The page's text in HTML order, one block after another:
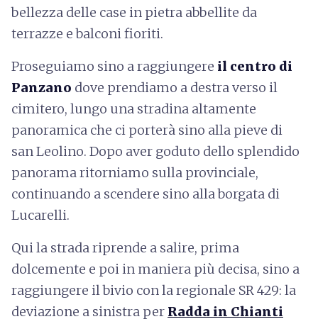
bellezza delle case in pietra abbellite da
terrazze e balconi fioriti.
Proseguiamo sino a raggiungere il centro di
Panzano dove prendiamo a destra verso il
cimitero, lungo una stradina altamente
panoramica che ci porterà sino alla pieve di
san Leolino. Dopo aver goduto dello splendido
panorama ritorniamo sulla provinciale,
continuando a scendere sino alla borgata di
Lucarelli.
Qui la strada riprende a salire, prima
dolcemente e poi in maniera più decisa, sino a
raggiungere il bivio con la regionale SR 429: la
deviazione a sinistra per Radda in Chianti